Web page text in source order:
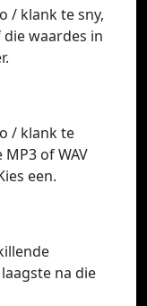
/ klank te sny,
waardes in
/ klank te
of WAV
een.
na die